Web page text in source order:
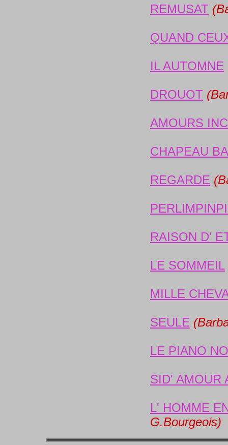
REMUSAT
QUAND
IL AUTOMNE
DROUOT
AMOURS
CHAPEAU
REGARDE
RAISON D'
LE SOMMEIL
MILLE
SEULE
LE PIANO
SID' AMOUR
L' HOMME
G.Bourgeois)